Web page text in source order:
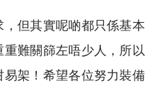
但其實呢啲都只係基本
難關篩左唔少人，所以
架！希望各位努力裝備